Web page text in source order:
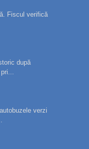
Fiscul verifică
după
verzi